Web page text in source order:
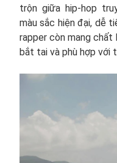
trộn giữa hip-hop
màu sắc hiện đại, dễ
rapper còn mang chất
bắt tai và phù hợp với